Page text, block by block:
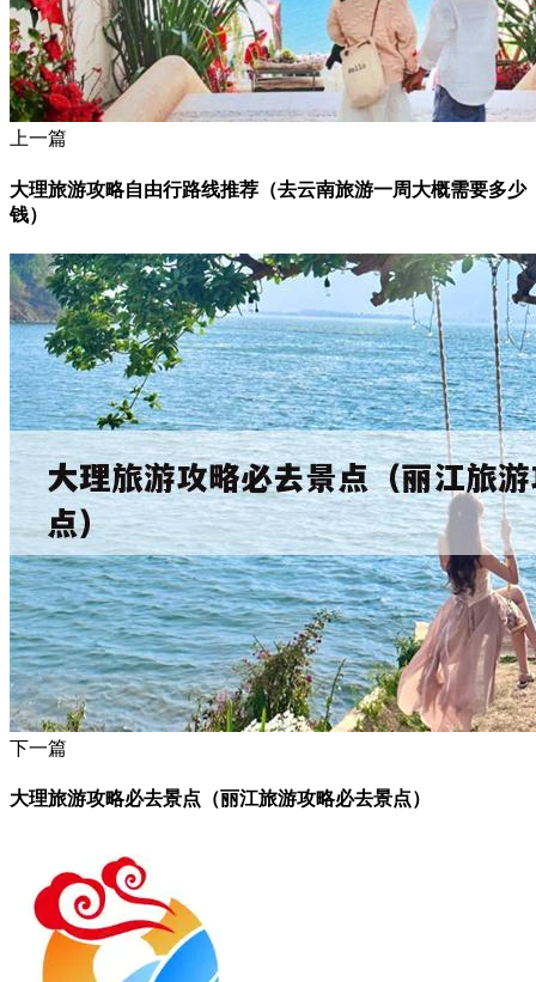
上一篇
大理旅游攻略自由行路线推荐（去云南旅游一周大概需要多少
钱）
下一篇
大理旅游攻略必去景点（丽江旅游攻略必去景点）